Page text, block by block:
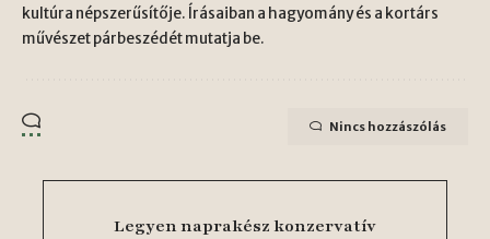
kultúra népszerűsítője. Írásaiban a hagyomány és a kortárs
művészet párbeszédét mutatja be.
Nincs hozzászólás
Legyen naprakész konzervatív